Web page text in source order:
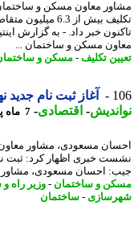
معاون مسکن و ساختمان
خبر داد. - به گزارش
مسکن و ساختمان ...
تکلیف-مسکن و ساختمان-
آغاز ثبت نام جدید
-اقتصادی-7 ماه پیش - سه شنبه 16 دی 1404، 13:11
مسعودی، مشاور معاون
احسان مسعودی، مشاور
و ساختمان-وزیر راه و
- ساختمان